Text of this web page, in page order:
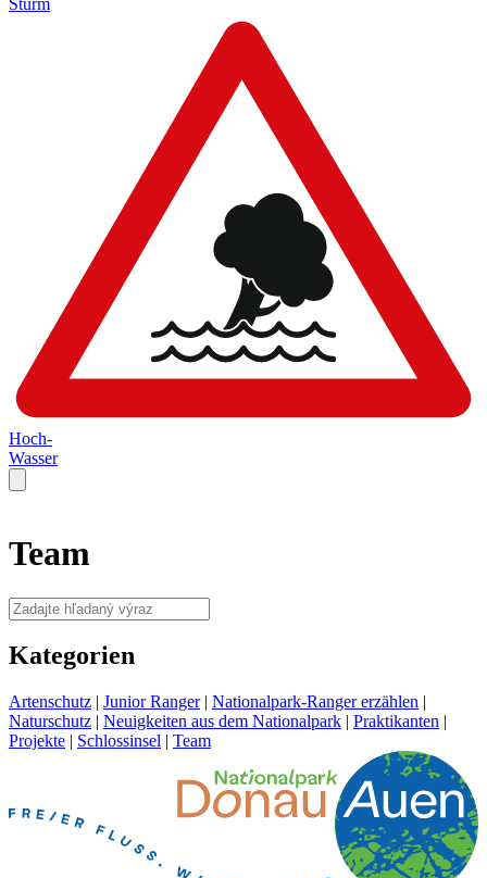
Sturm
Hoch-
Wasser
Team
Kategorien
Artenschutz | Junior Ranger | Nationalpark-Ranger erzählen |
Naturschutz | Neuigkeiten aus dem Nationalpark | Praktikanten |
Projekte | Schlossinsel | Team